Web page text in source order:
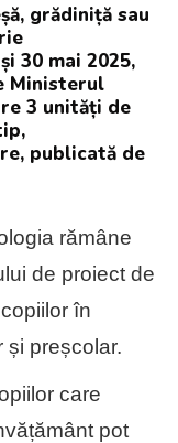
grădiniță sau
30 mai 2025,
Ministerul
3 unități de
publicată de
rămâne
de proiect de
în
și preșcolar.
care
pot